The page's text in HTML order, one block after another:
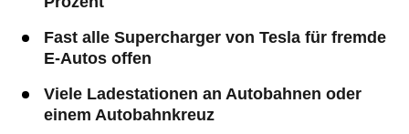
Fast alle Supercharger von Tesla für fremde
E-Autos offen
Viele Ladestationen an Autobahnen oder
einem Autobahnkreuz